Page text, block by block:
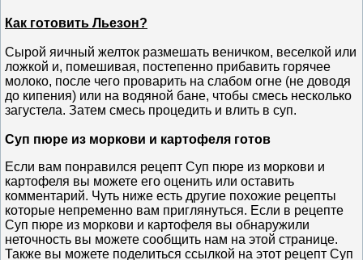
Как готовить Льезон?
Сырой яичный желток размешать веничком, веселкой или
ложкой и, помешивая, постепенно прибавить горячее
молоко, после чего проварить на слабом огне (не доводя
до кипения) или на водяной бане, чтобы смесь несколько
загустела. Затем смесь процедить и влить в суп.
Суп пюре из моркови и картофеля готов
Если вам понравился рецепт Суп пюре из моркови и
картофеля вы можете его оценить или оставить
комментарий. Чуть ниже есть другие похожие рецепты
которые непременно вам приглянуться. Если в рецепте
Суп пюре из моркови и картофеля вы обнаружили
неточность вы можете сообщить нам на этой странице.
Также вы можете поделиться ссылкой на этот рецепт Суп